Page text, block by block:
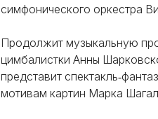
симфонического оркестра
Продолжит музыкальную
цимбалистки Анны
представит
мотивам картин Марка